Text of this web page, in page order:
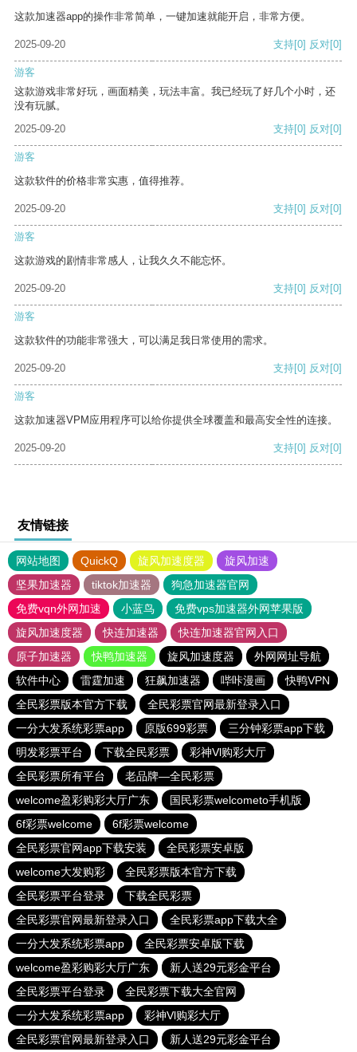
这款加速器app的操作非常简单，一键加速就能开启，非常方便。
2025-09-20 支持[0] 反对[0]
游客
这款游戏非常好玩，画面精美，玩法丰富。我已经玩了好几个小时，还
没有玩腻。
2025-09-20
支持[0] 反对[0]
游客
这款软件的价格非常实惠，值得推荐。
2025-09-20 支持[0] 反对[0]
游客
这款游戏的剧情非常感人，让我久久不能忘怀。
2025-09-20 支持[0] 反对[0]
游客
这款软件的功能非常强大，可以满足我日常使用的需求。
2025-09-20 支持[0] 反对[0]
游客
这款加速器VPM应用程序可以给你提供全球覆盖和最高安全性的连接。
2025-09-20 支持[0] 反对[0]
友情链接
网站地图 QuickQ 旋风加速度器
旋风加速
坚果加速器
tiktok加速器
狗急加速器官网
免费vqn外网加速
小蓝鸟
免费vps加速器外网苹果版
旋风加速度器
快连加速器
快连加速器官网入口
原子加速器
快鸭加速器 旋风加速度器
外网网址导航
软件中心
雷霆加速 狂飙加速器 哔咔漫画
快鸭VPN
全民彩票版本官方下载
全民彩票官网最新登录入口
一分大发系统彩票app
原版699彩票
三分钟彩票app下载
明发彩票平台
下载全民彩票
彩神Vl购彩大厅
全民彩票所有平台
老品牌—全民彩票
welcome盈彩购彩大厅广东
国民彩票welcometo手机版
6f彩票welcome
6f彩票welcome
全民彩票官网app下载安装
全民彩票安卓版
welcome大发购彩
全民彩票版本官方下载
全民彩票平台登录
下载全民彩票
全民彩票官网最新登录入口
全民彩票app下载大全
一分大发系统彩票app
全民彩票安卓版下载
welcome盈彩购彩大厅广东
新人送29元彩金平台
全民彩票平台登录
全民彩票下载大全官网
一分大发系统彩票app
彩神Vl购彩大厅
全民彩票官网最新登录入口
新人送29元彩金平台